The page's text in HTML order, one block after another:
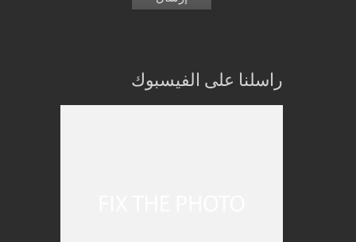
راسلنا على الفيسبوك